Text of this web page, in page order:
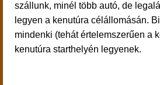
szállunk, minél több autó, de
legyen a kenutúra célállomásán.
mindenki (tehát értelemszerűen a
kenutúra starthelyén legyenek.